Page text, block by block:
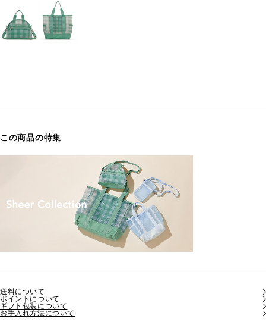
この商品の特集
送料について
ポイントについて
ギフト包装について
お手入れ方法について